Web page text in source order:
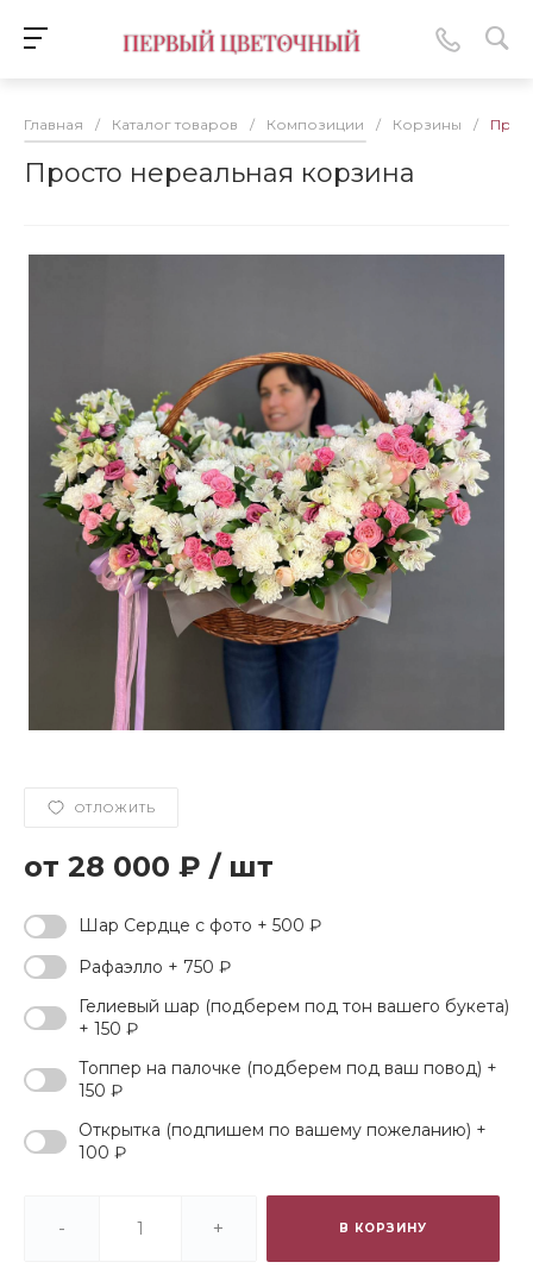
Главная / Каталог товаров / Композиции / Корзины /
Просто нереальная корзина
ОТЛОЖИТЬ
28 000 ₽ / шт
Шар Сердце с фото + 500 ₽
Рафаэлло + 750 ₽
Гелиевый шар (подберем под тон вашего букета)
+ 150 ₽
Топпер на палочке (подберем под ваш повод) +
150 ₽
Открытка (подпишем по вашему пожеланию) +
100 ₽
- + В КОРЗИНУ